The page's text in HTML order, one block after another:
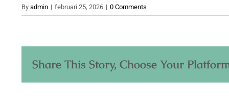
Byadmin | februari 25, 2026 | 0 Comments
Share This Story, Choose Your